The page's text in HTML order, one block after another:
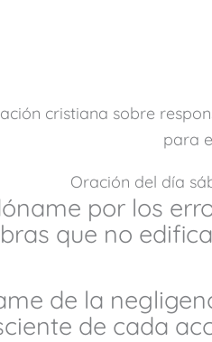
Oración del día
por los
que no
de la
de cada